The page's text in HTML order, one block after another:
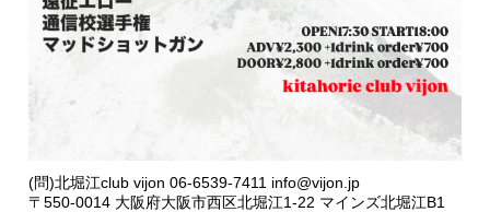
(問)北堀江club vijon 06-6539-7411 info@vijon.jp
〒550-0014 大阪府大阪市西区北堀江1-22 マインズ北堀江B1